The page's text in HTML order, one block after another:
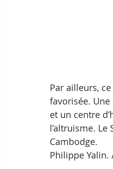
Par ailleurs,
favorisée.
et un centre
l’altruisme.
Cambodge.
Philippe Yalin.